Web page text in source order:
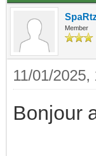
Member
11/01/2025,
Bonjour